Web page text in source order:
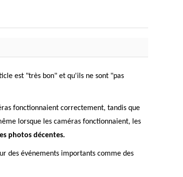
est "très bon" et qu'ils ne sont "pas
fonctionnaient correctement, tandis que
lorsque les caméras fonctionnaient, les
photos décentes.
des événements importants comme des